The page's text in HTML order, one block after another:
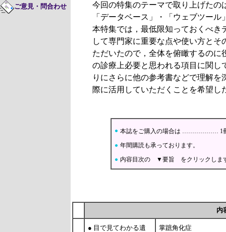
ご意見・問合わせ
今回の特集のテーマで取り上げたの
「データベース」・「ウェブツール
本特集では，最低限知っておくべき
して専門家に重要な点や使い方と
ただいたので，全体を俯瞰するの
の診療上必要と思われる項目に関し
りにさらに他の参考書などで理解
際に活用していただくことを希望し
● 本誌をご購入の場合は ……………… 1
● 年間購読も承っております。
● 内容目次の ▼要旨 をクリックしま
内
● 目で見てわかる遺
掌蹠角化症